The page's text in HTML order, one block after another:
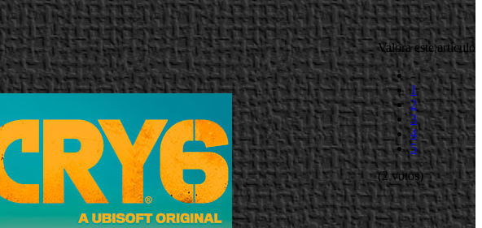
Valora este artículo
1
2
3
4
5
(2 votos)